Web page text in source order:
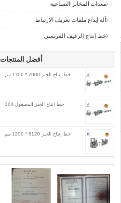
معدات المخابز الصناعية
آلة إيداع ملفات تعريف الارتباط
خط إنتاج الرغيف الفرنسي
أفضل المنتجات
خط إنتاج الخبز 7000 * 1700 مم
خط إنتاج الخبز المصقول 304
خط إنتاج الخبز 5120 * 1200 مم